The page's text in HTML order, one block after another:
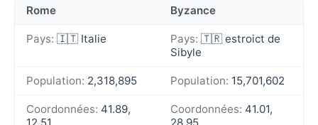
Rome Byzance
Pays: 🇮🇹 Italie Pays: 🇹🇷 estroict de
Sibyle
Population: 2,318,895 Population: 15,701,602
Coordonnées: 41.89,
Coordonnées: 41.01,